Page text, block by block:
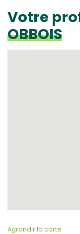
Votre
OBBOIS
Agrandir la carte